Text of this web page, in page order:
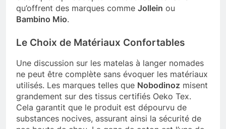
qu’offrent des marques comme Jollein ou
Bambino Mio.
Le Choix de Matériaux Confortables
Une discussion sur les matelas à langer nomades
ne peut être complète sans évoquer les matériaux
utilisés. Les marques telles que Nobodinoz misent
grandement sur des tissus certifiés Oeko Tex.
Cela garantit que le produit est dépourvu de
substances nocives, assurant ainsi la sécurité de